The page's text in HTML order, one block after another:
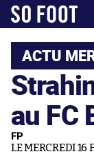
ACTU
au FC
FP
LE MERCREDI 16